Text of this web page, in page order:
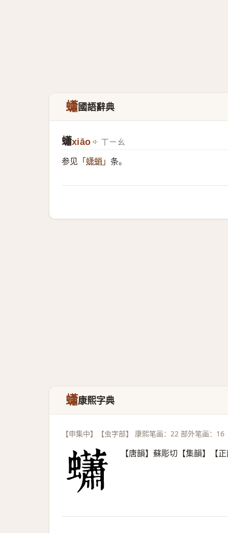
蠨國語辭典
蠨xiāo ㄒㄧㄠ
参见 「 蟏蛸 」 条。
蠨康熙字典
【申集中】【虫字部】 康熙笔画：22 部外笔画：16
【唐韻】蘇彫切【集韻】【